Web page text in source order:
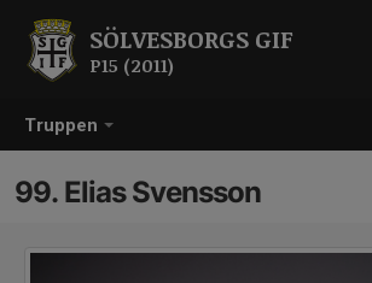
Truppen
SÖLVESBORGS GIF
P15 (2011)
99. Elias Svensson